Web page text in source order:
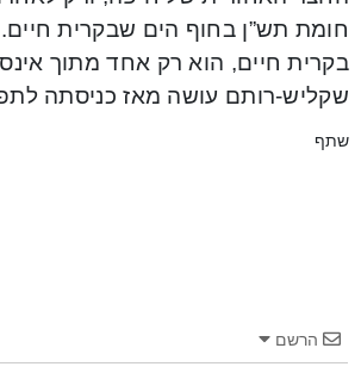
חומת תש”ן בחוף הים שבקרית
בקרית חיים, הוא רק אחד מתוך
שקליש-רותם עושה מאז כניסתה
שתף
הרשם